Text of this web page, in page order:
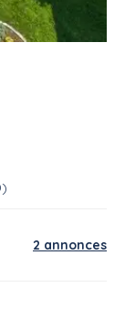
2 annonces